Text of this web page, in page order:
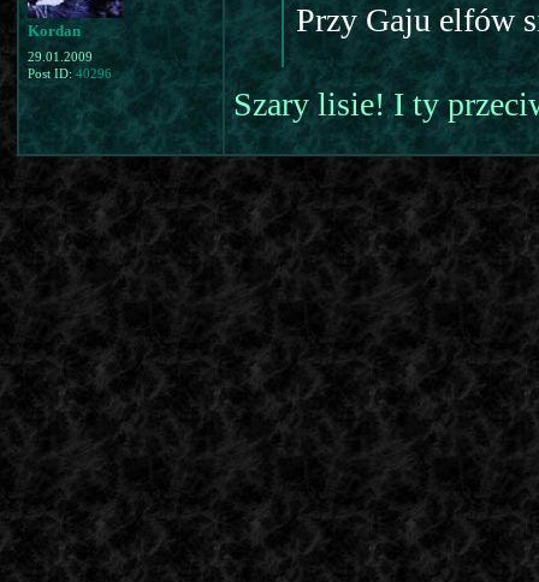
Kordan
29.01.2009
Post ID: 40296
Przy Gaju elfów
Szary lisie! I ty